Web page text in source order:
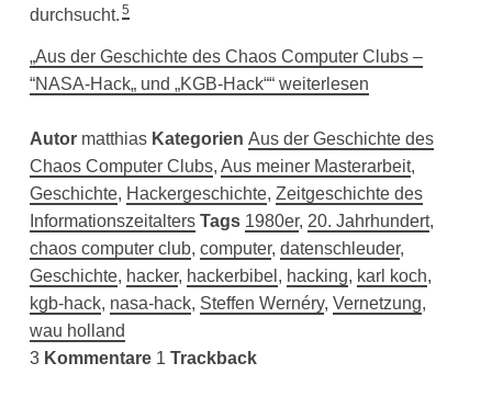
durchsucht. 5
„Aus der Geschichte des Chaos Computer Clubs –
“NASA-Hack„ und „KGB-Hack““ weiterlesen
Autor matthias Kategorien Aus der Geschichte des
Chaos Computer Clubs, Aus meiner Masterarbeit,
Geschichte, Hackergeschichte, Zeitgeschichte des
Informationszeitalters Tags 1980er, 20. Jahrhundert,
chaos computer club, computer, datenschleuder,
Geschichte, hacker, hackerbibel , hacking, karl koch,
kgb-hack, nasa-hack, Steffen Wernéry, Vernetzung,
wau holland
3Kommentare 1 Trackback